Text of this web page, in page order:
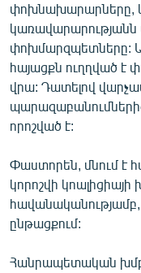
ՄԻՋԱԶԳԱՅԻՆ
ՄՇԱԿՈՒՅԹ
ՍՊՈՐՏ
ՏՏ ԵՒ ԻՆՏԵՐՆԵՏ
ԿՈՐՈՆԱՎԻՐՈՒՍ
ԱՐԽԻՎ
ՏԵՍԱՆՅՈՒԹԵՐ
փոխնախարարները,
կառավարարությանն
փոխմարզպետները:
հայացքն ուղղված
վրա: Դատելով
որոշված է:
Փաստորեն, մնում է
կորոշվի
ընթացքում:
Հանրապետական